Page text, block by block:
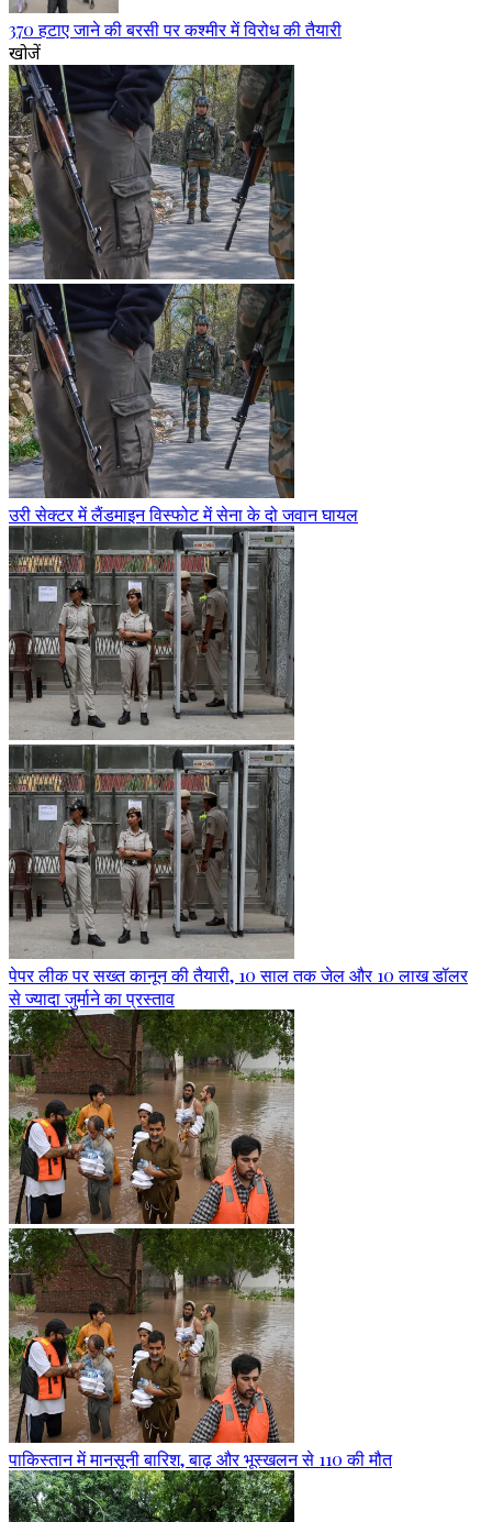
370 हटाए जाने की बरसी पर कश्मीर में विरोध की तैयारी
खोजें
उरी सेक्टर में लैंडमाइन विस्फोट में सेना के दो जवान घायल
पेपर लीक पर सख्त कानून की तैयारी, 10 साल तक जेल और 10 लाख डॉलर
से ज्यादा जुर्माने का प्रस्ताव
पाकिस्तान में मानसूनी बारिश, बाढ़ और भूस्खलन से 110 की मौत